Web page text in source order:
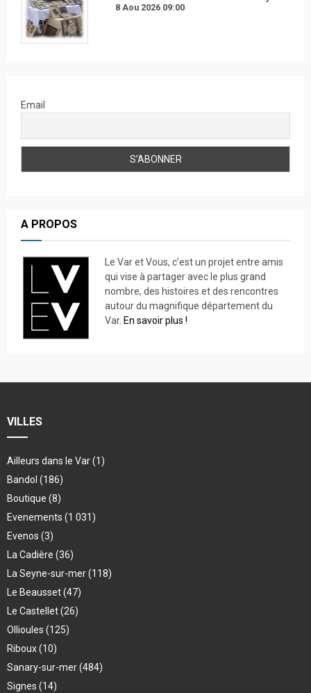
8 Aou 2026 09:00
Email
A PROPOS
Le Var et Vous, c’est un projet entre amis
qui vise à partager avec le plus grand
nombre, des histoires et des rencontres
autour du magnifique département du
Var. En savoir plus !
VILLES
Ailleurs dans le Var(1)
Bandol (186)
Boutique (8)
Evenements (1 031)
Evenos (3)
La Cadière (36)
La Seyne-sur-mer(118)
Le Beausset(47)
Le Castellet(26)
Ollioules (125)
Riboux(10)
Sanary-sur-mer(484)
Signes (14)